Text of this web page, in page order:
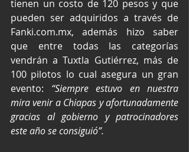
tienen un costo de 120 pesos y que
Fanki.com.mx, además hizo saber
que entre todas las categorías
vendrán a Tuxtla Gutiérrez, más de
100 pilotos lo cual asegura un gran
evento: “Siempre estuvo en nuestra
mira venir a Chiapas y afortunadamente
gracias al gobierno y patrocinadores
este año se consiguió”.